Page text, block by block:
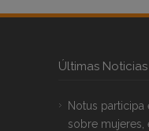
Últimas Noticias
Notus participa
sobre